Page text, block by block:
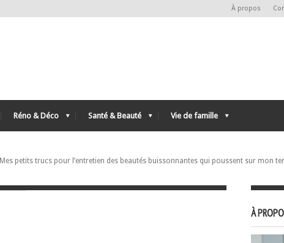
À propos
Réno & Déco Santé & Beauté Vie de famille
Mes petits trucs pour l’entretien des beautés buissonnantes qui poussent sur mon
À